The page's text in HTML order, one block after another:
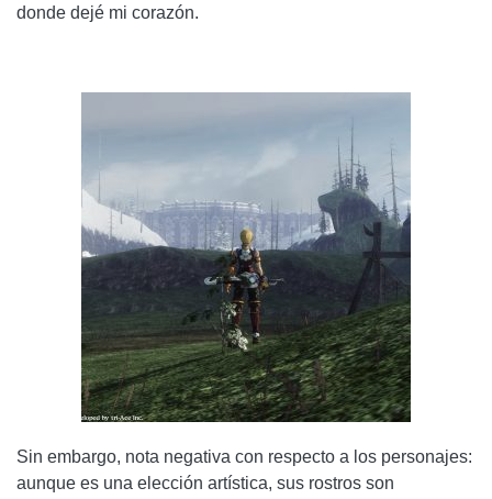
donde dejé mi corazón.
Sin embargo, nota negativa con respecto a los personajes:
aunque es una elección artística, sus rostros son